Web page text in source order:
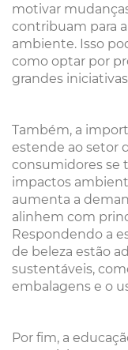
motivar
contribuam para
ambiente. Isso
como optar por
grandes
Também, a
estende ao setor
consumidores se
impactos
aumenta a
alinhem com
Respondendo a
de beleza estão
sustentáveis,
embalagens e o
Por fim, a